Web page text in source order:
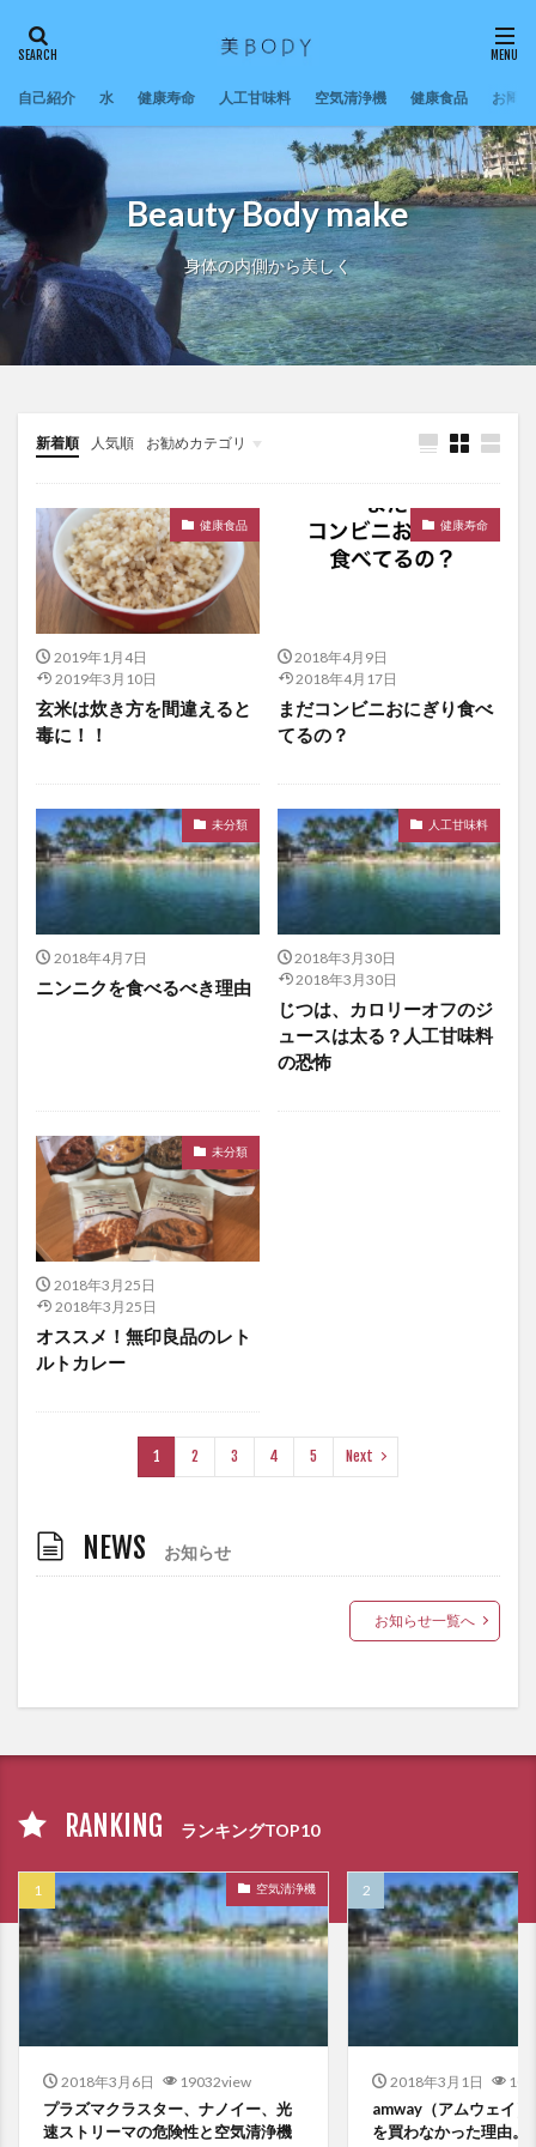
自己紹介 水 健康寿命 人工甘味料 空気清浄機 健康食品 お問
Beauty Body make
身体の内側から美しく
新着順 人気順 お勧めカテゴリ
未分類
健康食品
2019年1月4日
2019年3月10日
玄米は炊き方を間違えると
毒に！！
健康寿命
2018年4月9日
2018年4月17日
まだコンビニおにぎり食べ
てるの？
未分類
2018年4月7日
ニンニクを食べるべき理由
人工甘味料
2018年3月30日
2018年3月30日
じつは、カロリーオフのジ
ュースは太る？人工甘味料
の恐怖
未分類
2018年3月25日
2018年3月25日
オススメ！無印良品のレト
ルトカレー
1 2 3 4 5 Next
NEWS お知らせ
お知らせ一覧へ
RANKING ランキングTOP10
空気清浄機
2018年3月6日 19032view
プラズマクラスター、ナノイー、光
速ストリーマの危険性と空気清浄機
2018年3月1日
amway（アムウェイ
を買わなかった理由。